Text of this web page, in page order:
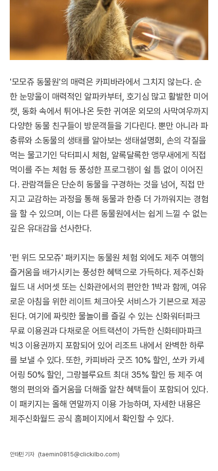
'모모쥬 동물원'의 매력은 카피바라에서 그치지 않는다. 순
한 눈망울이 매력적인 알파카부터, 호기심 많고 활발한 미어
캣, 동화 속에서 튀어나온 듯한 귀여운 외모의 사막여우까지
다양한 동물 친구들이 방문객들을 기다린다. 뿐만 아니라 파
충류와 소동물의 생태를 알아보는 생태설명회, 손의 각질을
먹는 물고기인 닥터피시 체험, 알록달록한 앵무새에게 직접
먹이를 주는 체험 등 풍성한 프로그램이 쉴 틈 없이 이어진
다. 관람객들은 단순히 동물을 구경하는 것을 넘어, 직접 만
지고 교감하는 과정을 통해 동물과 한층 더 가까워지는 경험
을 할 수 있으며, 이는 다른 동물원에서는 쉽게 느낄 수 없는
깊은 유대감을 선사한다.
'펀 위드 모모쥬' 패키지는 동물원 체험 외에도 제주 여행의
즐거움을 배가시키는 풍성한 혜택으로 가득하다. 제주신화
월드 내 서머셋 또는 신화관에서의 편안한 1박과 함께, 여유
로운 아침을 위한 레이트 체크아웃 서비스가 기본으로 제공
된다. 여기에 짜릿한 물놀이를 즐길 수 있는 신화워터파크
무료 이용권과 다채로운 어트랙션이 가득한 신화테마파크
빅3 이용권까지 포함되어 있어 리조트 내에서 완벽한 하루
를 보낼 수 있다. 또한, 카피바라 굿즈 10% 할인, 쏘카 카셰
어링 50% 할인, 그랑블루요트 최대 35% 할인 등 제주 여
행의 편의와 즐거움을 더해줄 알찬 혜택들이 포함되어 있다.
이 패키지는 올해 연말까지 이용 가능하며, 자세한 내용은
제주신화월드 공식 홈페이지에서 확인할 수 있다.
안태민 기자 (taemin0815@clickilbo.com)